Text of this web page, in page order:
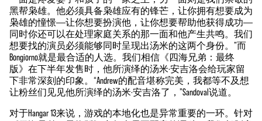
黑帮枭雄。他必须具备枭雄应有的锋芒，让你拥有想要成为
枭雄的憧憬——让你想要扮演他，让你想要帮助他获得成功——
同时你还可以在处理家庭关系的那一面和他产生共鸣。我们
想要找的演员必须能够同时呈现出汤米的这两个身份。”而
Bongiorno就是最合适的人选。我们相信《四海兄弟：最终
版》在下半年发售时，他所演绎的汤米·安吉洛会给玩家留
下非常深刻的印象。“Andrew的配音堪称完美，我都等不及想
让粉丝们见见他所演绎的汤米·安吉洛了，”Sandoval说道。
对于Hangar 13来说，游戏的本地化也是异常重要的一环。针对